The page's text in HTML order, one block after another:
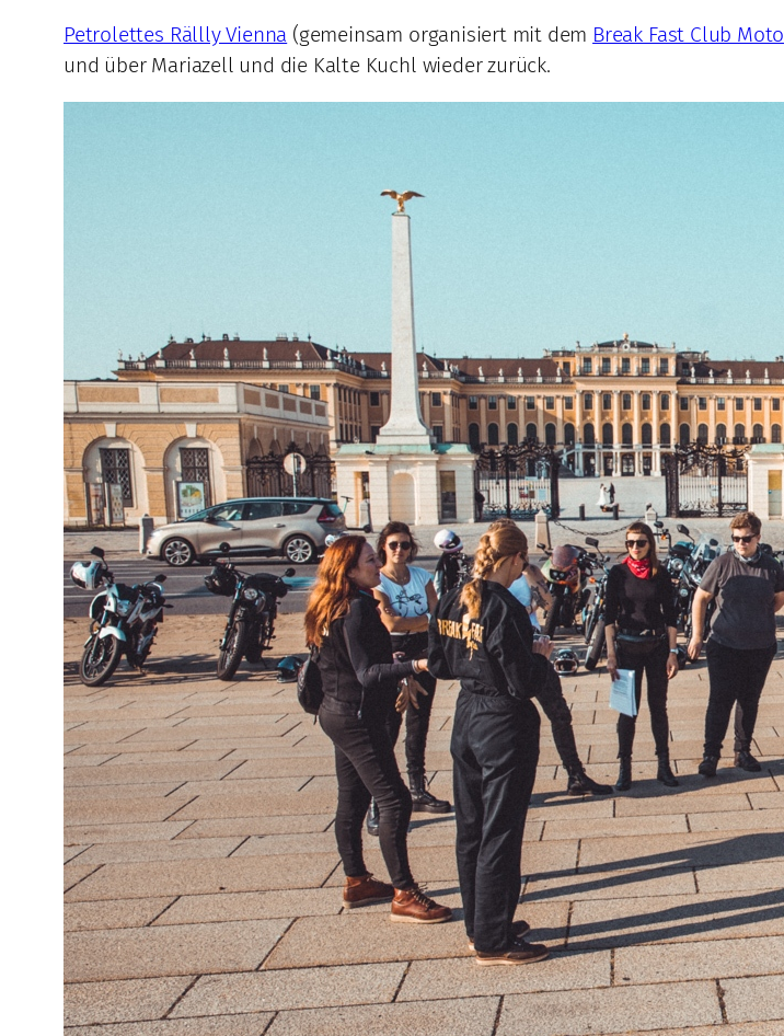
Petrolettes Rällly Vienna (gemeinsam organisiert mit dem Break Fast Club Moto
und über Mariazell und die Kalte Kuchl wieder zurück.